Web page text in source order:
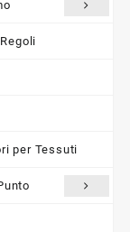
per Tessuti